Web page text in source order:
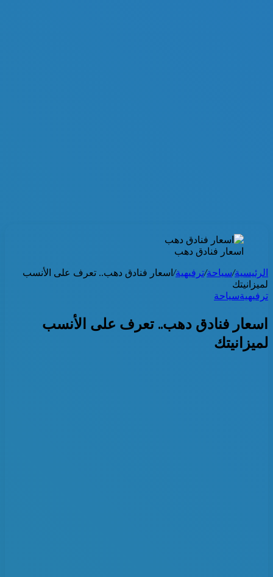
اسعار فنادق دهب
الرئيسية/سياحة/ترفيهية/ اسعار فنادق دهب.. تعرف على الأنسب
لميزانيتك
ترفيهيةسياحة
اسعار فنادق دهب.. تعرف على الأنسب
لميزانيتك